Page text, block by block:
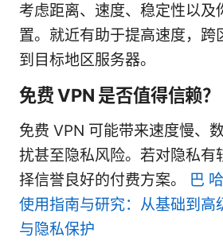
考虑距离、速度、稳定性以及
置。就近有助于提高速度，跨
到目标地区服务器。
免费 VPN 是否值得信赖？
免费 VPN 可能带来速度慢、
扰甚至隐私风险。若对隐私有
择信誉良好的付费方案。 巴
使用指南与研究：从基础到高
与隐私保护